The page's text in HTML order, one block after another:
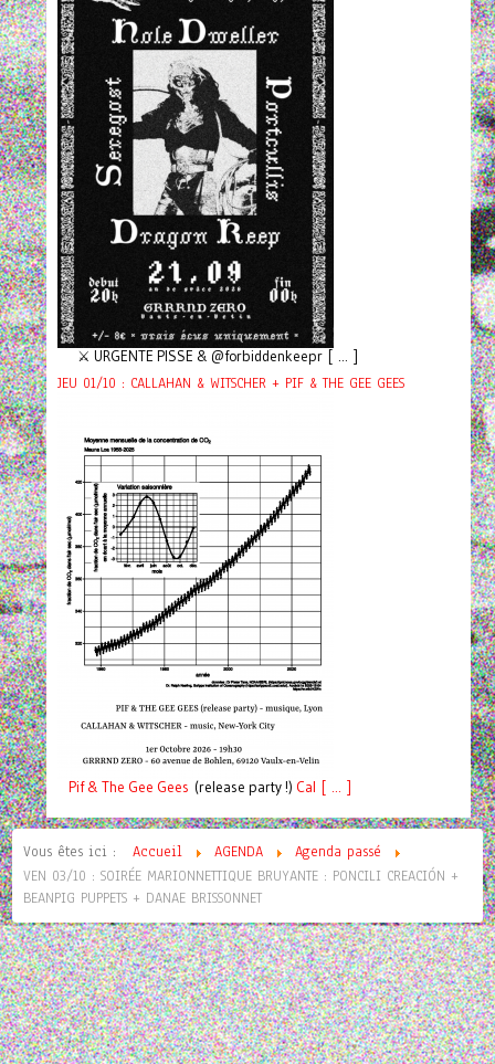
⚔️ URGENTE PISSE & @forbiddenkeepr [ ... ]
JEU 01/10 : CALLAHAN & WITSCHER + PIF & THE GEE GEES
Pif& The Gee Gees (release party !) Cal [ ... ]
Vous êtes ici : Accueil AGENDA
Agenda passé
VEN 03/10 : SOIRÉE MARIONNETTIQUE BRUYANTE : PONCILI CREACIÓN +
BEANPIG PUPPETS + DANAE BRISSONNET